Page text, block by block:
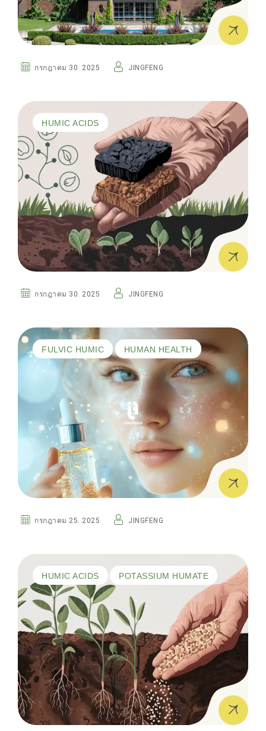
กรกฎาคม 30. 2025 JINGFENG
HUMIC ACIDS
กรกฎาคม 30. 2025 JINGFENG
FULVIC HUMIC HUMAN HEALTH
กรกฎาคม 25. 2025 JINGFENG
HUMIC ACIDS POTASSIUM HUMATE